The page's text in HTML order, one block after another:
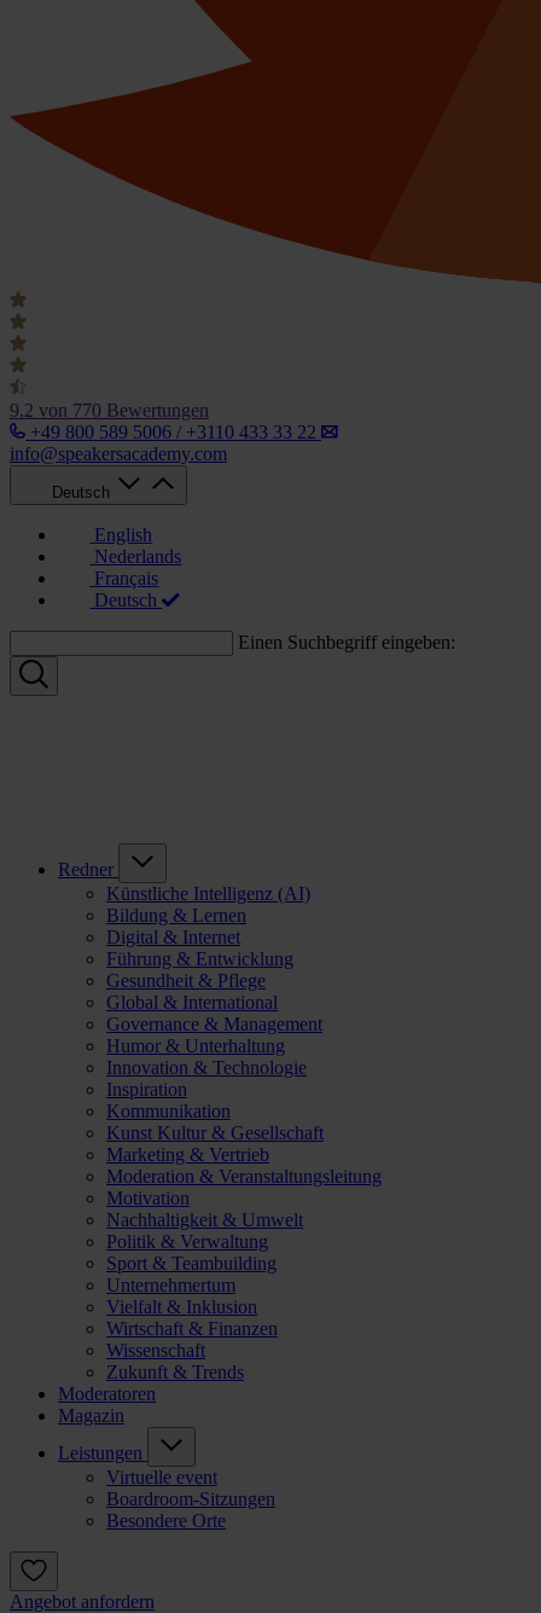
9.2 von 770 Bewertungen
+49 800 589 5006 / +3110 433 33 22
info@speakersacademy.com
Deutsch
English
Nederlands
Français
Deutsch
Einen Suchbegriff eingeben:
Redner
Künstliche Intelligenz (AI)
Bildung & Lernen
Digital & Internet
Führung & Entwicklung
Gesundheit & Pflege
Global & International
Governance & Management
Humor & Unterhaltung
Innovation & Technologie
Inspiration
Kommunikation
Kunst Kultur & Gesellschaft
Marketing & Vertrieb
Moderation & Veranstaltungsleitung
Motivation
Nachhaltigkeit & Umwelt
Politik & Verwaltung
Sport & Teambuilding
Unternehmertum
Vielfalt & Inklusion
Wirtschaft & Finanzen
Wissenschaft
Zukunft & Trends
Moderatoren
Magazin
Leistungen
Virtuelle event
Boardroom-Sitzungen
Besondere Orte
Angebot anfordern